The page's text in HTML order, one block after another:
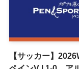
【サッカー】